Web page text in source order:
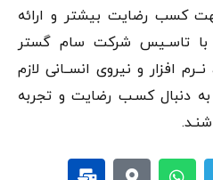
کسب رضایت بیشتر و ارائه
با تاسـیس شرکت سام گستر
افزار و نیروی انســانی لازم
دنبال کسـب رضایت و تجربه